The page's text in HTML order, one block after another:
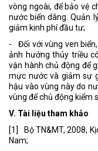
vòng ngoài, để bảo vệ
nước biển dâng. Quản
giảm kinh phí đầu tư;
- Đối với vùng ven
ảnh hưởng thủy triều
vận hành chủ động để
mực nước và giảm sự
hậu vào vùng này do
vùng để chủ động kiểm
V. Tài liệu tham khảo
[1] Bộ TN&MT, 2008,
Nam;